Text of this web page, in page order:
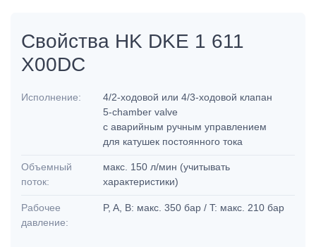
Свойства HK DKE 1 611
X00DC
Исполнение:
4/2-ходовой или 4/3-ходовой клапан
5-chamber valve
с аварийным ручным управлением
для катушек постоянного тока
Объемный
поток:
макс. 150 л/мин (учитывать
характеристики)
Рабочее
давление:
P, A, B: макс. 350 бар / T: макс. 210 бар